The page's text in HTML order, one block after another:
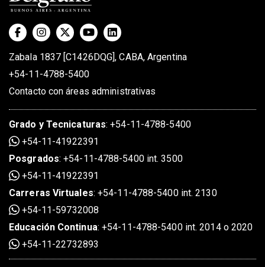
Zabala 1837 [C1426DQG], CABA, Argentina
+54-11-4788-5400
Contacto con áreas administrativas
Grado y Tecnicaturas:+54-11-4788-5400
+54-11-41922391
Posgrados:+54-11-4788-5400 int. 3500
+54-11-41922391
Carreras Virtuales:+54-11-4788-5400 int. 2130
+54-11-59732008
Educación Continua:+54-11-4788-5400 int. 2014 o 2020
+54-11-22732893